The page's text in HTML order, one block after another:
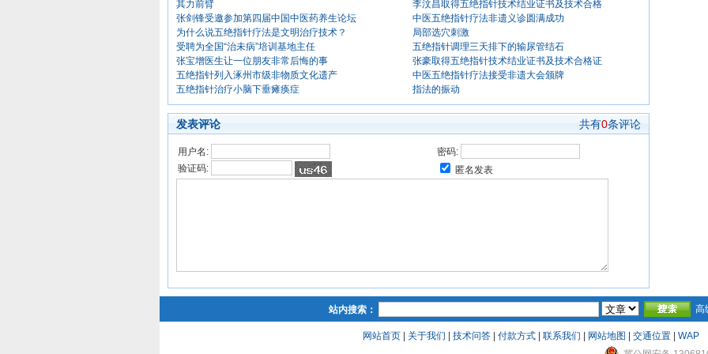
其力前臂
张剑锋受邀参加第四届中国中医药养生论坛
为什么说五绝指针疗法是文明治疗技术？
受聘为全国“治未病”培训基地主任
张宝增医生让一位朋友非常后悔的事
五绝指针列入涿州市级非物质文化遗产
五绝指针治疗小脑下垂瘫痪症
李汶昌取得五绝指针技术结业证书及技术合格
中医五绝指针疗法非遗义诊圆满成功
局部选穴刺激
五绝指针调理三天排下的输尿管结石
张豪取得五绝指针技术结业证书及技术合格证
中医五绝指针疗法接受非遗大会颁牌
指法的振动
发表评论 共有0条评论
用户名:
密码:
验证码:
匿名发表
站内搜索： 高
网站首页 关于我们 技术问答 付款方式 联系我们 网站地图 交通位置 WAP